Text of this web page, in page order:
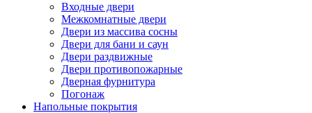
Входные двери
Межкомнатные двери
Двери из массива сосны
Двери для бани и саун
Двери раздвижные
Двери противопожарные
Дверная фурнитура
Погонаж
Напольные покрытия